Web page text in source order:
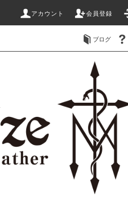
アカウント 会員登録
ブログ